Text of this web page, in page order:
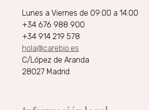
Lunes a Viernes de 09:00 a 14:00
+34 676 988 900
+34 914 219 578
hola@carebio.es
C/López de Aranda
28027 Madrid